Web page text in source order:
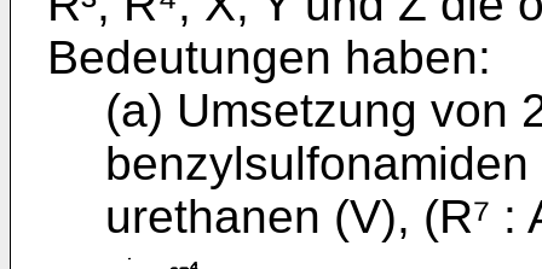
Bedeutungen haben:
(a) Umsetzung von
urethanen (V), (R⁷